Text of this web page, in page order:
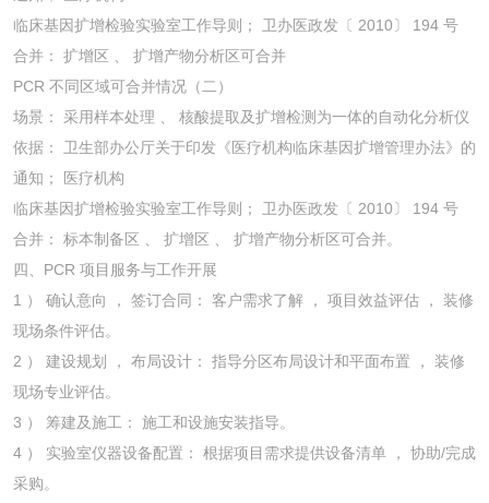
临床基因扩增检验实验室工作导则； 卫办医政发〔 2010〕 194 号
合并： 扩增区 、 扩增产物分析区可合并
PCR 不同区域可合并情况（二）
场景： 采用样本处理 、 核酸提取及扩增检测为一体的自动化分析仪
依据： 卫生部办公厅关于印发《医疗机构临床基因扩增管理办法》的
通知； 医疗机构
临床基因扩增检验实验室工作导则； 卫办医政发〔 2010〕 194 号
合并： 标本制备区 、 扩增区 、 扩增产物分析区可合并。
四、PCR 项目服务与工作开展
1 ） 确认意向 ， 签订合同： 客户需求了解 ， 项目效益评估 ， 装修
现场条件评估。
2 ） 建设规划 ， 布局设计： 指导分区布局设计和平面布置 ， 装修
现场专业评估。
3 ） 筹建及施工： 施工和设施安装指导。
4 ） 实验室仪器设备配置： 根据项目需求提供设备清单 ， 协助/完成
采购。